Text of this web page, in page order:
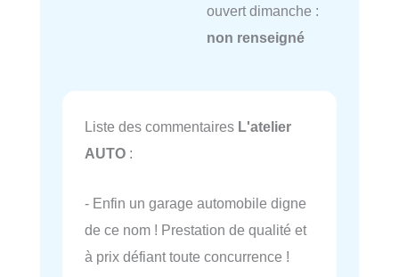
ouvert dimanche :
non renseigné
Liste des commentaires L'atelier
AUTO :
- Enfin un garage automobile digne
de ce nom ! Prestation de qualité et
à prix défiant toute concurrence !